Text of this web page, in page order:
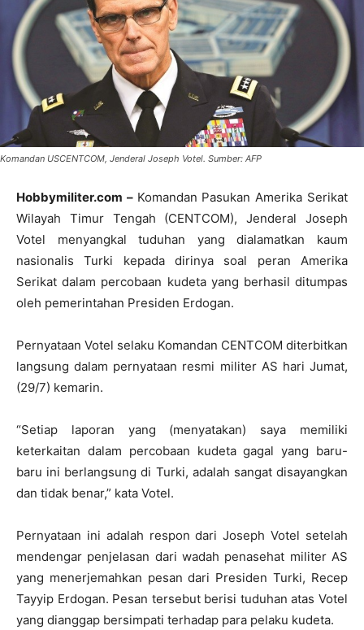
Komandan USCENTCOM, Jenderal Joseph Votel. Sumber: AFP
Hobbymiliter.com – Komandan Pasukan Amerika Serikat
Wilayah Timur Tengah (CENTCOM), Jenderal Joseph
Votel menyangkal tuduhan yang dialamatkan kaum
nasionalis Turki kepada dirinya soal peran Amerika
Serikat dalam percobaan kudeta yang berhasil ditumpas
oleh pemerintahan Presiden Erdogan.
Pernyataan Votel selaku Komandan CENTCOM diterbitkan
langsung dalam pernyataan resmi militer AS hari Jumat,
(29/7) kemarin.
“Setiap laporan yang (menyatakan) saya memiliki
keterkaitan dalam percobaan kudeta gagal yang baru-
baru ini berlangsung di Turki, adalah sangat disayangkan
dan tidak benar,” kata Votel.
Pernyataan ini adalah respon dari Joseph Votel setelah
mendengar penjelasan dari wadah penasehat militer AS
yang menerjemahkan pesan dari Presiden Turki, Recep
Tayyip Erdogan. Pesan tersebut berisi tuduhan atas Votel
yang dianggap bersimpati terhadap para pelaku kudeta.